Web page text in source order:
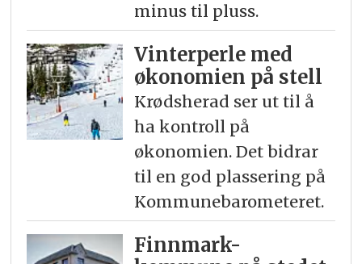
minus til pluss.
Vinterperle med
økonomien på stell
Krødsherad ser ut til å
ha kontroll på
økonomien. Det bidrar
til en god plassering på
Kommunebarometeret.
Finnmark-